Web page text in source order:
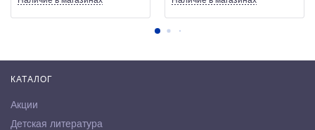
КАТАЛОГ
Акции
Детская литература